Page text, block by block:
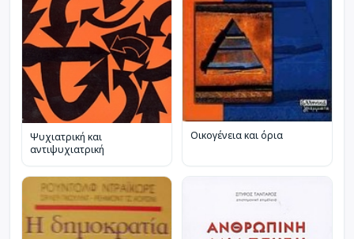
Ψυχιατρική και
αντιψυχιατρική
Οικογένεια και όρια